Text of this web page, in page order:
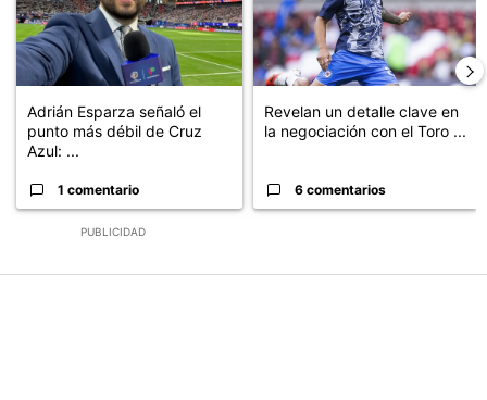
PUBLICIDAD
Adrián Esparza señaló el
punto más débil de Cruz
Azul: ...
1 comentario
Revelan un detalle clave en
la negociación con el Toro ...
6 comentarios